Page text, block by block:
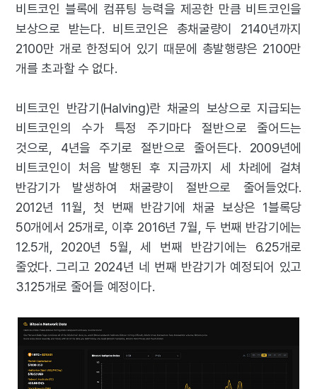
비트코인 블록에 컴퓨팅 능력을 제공한 만큼 비트코인을
보상으로 받는다. 비트코인은 총채굴량이 2140년까지
2100만 개로 한정되어 있기 때문에 총발행량은 2100만
개를 초과할 수 없다.
비트코인 반감기(Halving)란 채굴의 보상으로 지급되는
비트코인의 수가 특정 주기마다 절반으로 줄어드는
것으로, 4년을 주기로 절반으로 줄어든다. 2009년에
비트코인이 처음 발행된 후 지금까지 세 차례에 걸쳐
반감기가 발생하여 채굴량이 절반으로 줄어들었다.
2012년 11월, 첫 번째 반감기에 채굴 보상은 1블록당
50개에서 25개로, 이후 2016년 7월, 두 번째 반감기에는
12.5개, 2020년 5월, 세 번째 반감기에는 6.25개로
줄었다. 그리고 2024년 네 번째 반감기가 예정되어 있고
3.125개로 줄어들 예정이다.